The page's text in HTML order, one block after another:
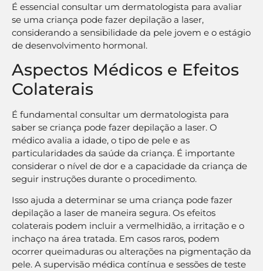
É essencial consultar um dermatologista para avaliar
se uma criança pode fazer depilação a laser,
considerando a sensibilidade da pele jovem e o estágio
de desenvolvimento hormonal.
Aspectos Médicos e Efeitos
Colaterais
É fundamental consultar um dermatologista para
saber se criança pode fazer depilação a laser. O
médico avalia a idade, o tipo de pele e as
particularidades da saúde da criança. É importante
considerar o nível de dor e a capacidade da criança de
seguir instruções durante o procedimento.
Isso ajuda a determinar se uma criança pode fazer
depilação a laser de maneira segura. Os efeitos
colaterais podem incluir a vermelhidão, a irritação e o
inchaço na área tratada. Em casos raros, podem
ocorrer queimaduras ou alterações na pigmentação da
pele. A supervisão médica contínua e sessões de teste